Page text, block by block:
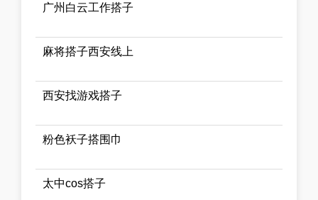
广州白云工作搭子
麻将搭子西安线上
西安找游戏搭子
粉色袄子搭围巾
太中cos搭子